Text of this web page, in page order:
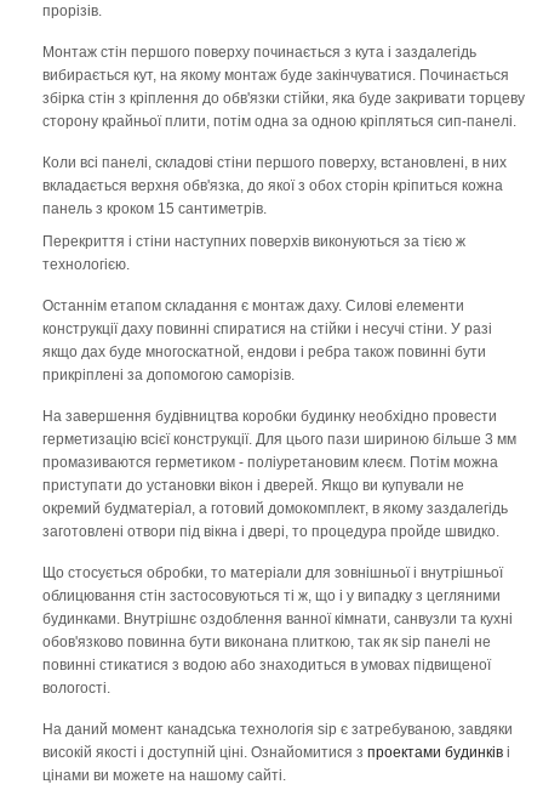
прорізів.
Монтаж стін першого поверху починається з кута і заздалегідь
вибирається кут, на якому монтаж буде закінчуватися. Починається
збірка стін з кріплення до обв'язки стійки, яка буде закривати торцеву
сторону крайньої плити, потім одна за одною кріпляться сип-панелі.
Коли всі панелі, складові стіни першого поверху, встановлені, в них
вкладається верхня обв'язка, до якої з обох сторін кріпиться кожна
панель з кроком 15 сантиметрів.
Перекриття і стіни наступних поверхів виконуються за тією ж
технологією.
Останнім етапом складання є монтаж даху. Силові елементи
конструкції даху повинні спиратися на стійки і несучі стіни. У разі
якщо дах буде многоскатной, ендови і ребра також повинні бути
прикріплені за допомогою саморізів.
На завершення будівництва коробки будинку необхідно провести
герметизацію всієї конструкції. Для цього пази шириною більше 3 мм
промазиваются герметиком - поліуретановим клеєм. Потім можна
приступати до установки вікон і дверей. Якщо ви купували не
окремий будматеріал, а готовий домокомплект, в якому заздалегідь
заготовлені отвори під вікна і двері, то процедура пройде швидко.
Що стосується обробки, то матеріали для зовнішньої і внутрішньої
облицювання стін застосовуються ті ж, що і у випадку з цегляними
будинками. Внутрішнє оздоблення ванної кімнати, санвузли та кухні
обов'язково повинна бути виконана плиткою, так як sip панелі не
повинні стикатися з водою або знаходиться в умовах підвищеної
вологості.
На даний момент канадська технологія sip є затребуваною, завдяки
високій якості і доступній ціні. Ознайомитися з проектами будинків і
цінами ви можете на нашому сайті.